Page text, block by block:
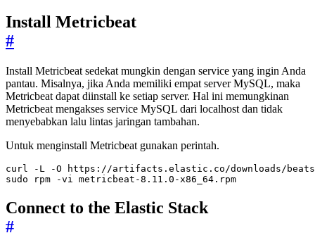
Install Metricbeat
#
Install Metricbeat sedekat mungkin dengan service yang ingin Anda
pantau. Misalnya, jika Anda memiliki empat server MySQL, maka
Metricbeat dapat diinstall ke setiap server. Hal ini memungkinan
Metricbeat mengakses service MySQL dari localhost dan tidak
menyebabkan lalu lintas jaringan tambahan.
Untuk menginstall Metricbeat gunakan perintah.
sudo rpm -vi metricbeat-8.11.0-x86_64.rpm
Connect to the Elastic Stack
#